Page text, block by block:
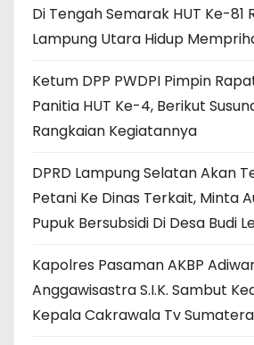
Di Tengah Semarak HUT Ke-81
Lampung Utara Hidup
Ketum DPP PWDPI Pimpin
Panitia HUT Ke-4, Berikut
Rangkaian Kegiatannya
DPRD Lampung Selatan Akan
Petani Ke Dinas Terkait, Minta
Pupuk Bersubsidi Di Desa Budi
Kapolres Pasaman AKBP
Anggawisastra S.I.K. Sambut
Kepala Cakrawala Tv